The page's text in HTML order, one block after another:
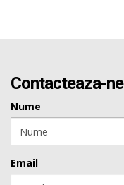
Contacteaza-ne
Nume
Email